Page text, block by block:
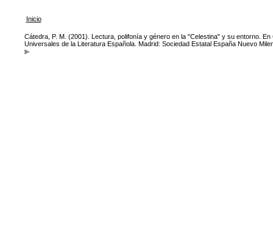
Inicio
Cátedra, P. M. (2001). Lectura, polifonía y género en la "Celestina" y su entorno.
Universales de la Literatura Española. Madrid: Sociedad Estatal España Nuevo